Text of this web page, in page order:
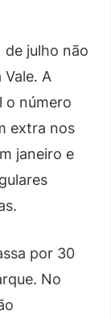
de julho não
A
o número
extra nos
janeiro e
por 30
No